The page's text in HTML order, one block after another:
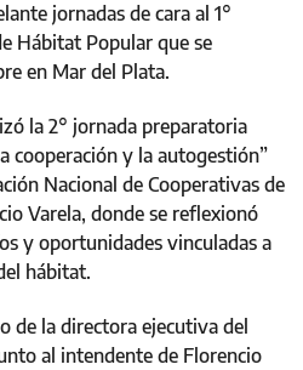
jornadas de cara al 1°
Hábitat Popular que se
en Mar del Plata.
la 2° jornada preparatoria
cooperación y la autogestión”
Nacional de Cooperativas de
Varela, donde se reflexionó
y oportunidades vinculadas a
hábitat.
de la directora ejecutiva del
al intendente de Florencio